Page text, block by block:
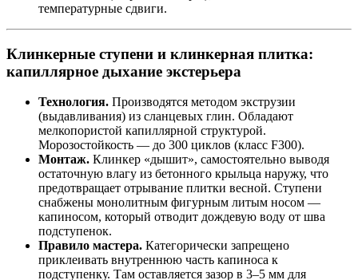
температурные сдвиги.
Клинкерные ступени и клинкерная плитка:
капиллярное дыхание экстерьера
Технология. Производятся методом экструзии
(выдавливания) из сланцевых глин. Обладают
мелкопористой капиллярной структурой.
Морозостойкость — до 300 циклов (класс F300).
Монтаж. Клинкер «дышит», самостоятельно выводя
остаточную влагу из бетонного крыльца наружу, что
предотвращает отрывание плитки весной. Ступени
снабжены монолитным фигурным литым носом —
капиносом, который отводит дождевую воду от шва
подступенок.
Правило мастера. Категорически запрещено
приклеивать внутреннюю часть капиноса к
подступенку. Там оставляется зазор в 3–5 мм для